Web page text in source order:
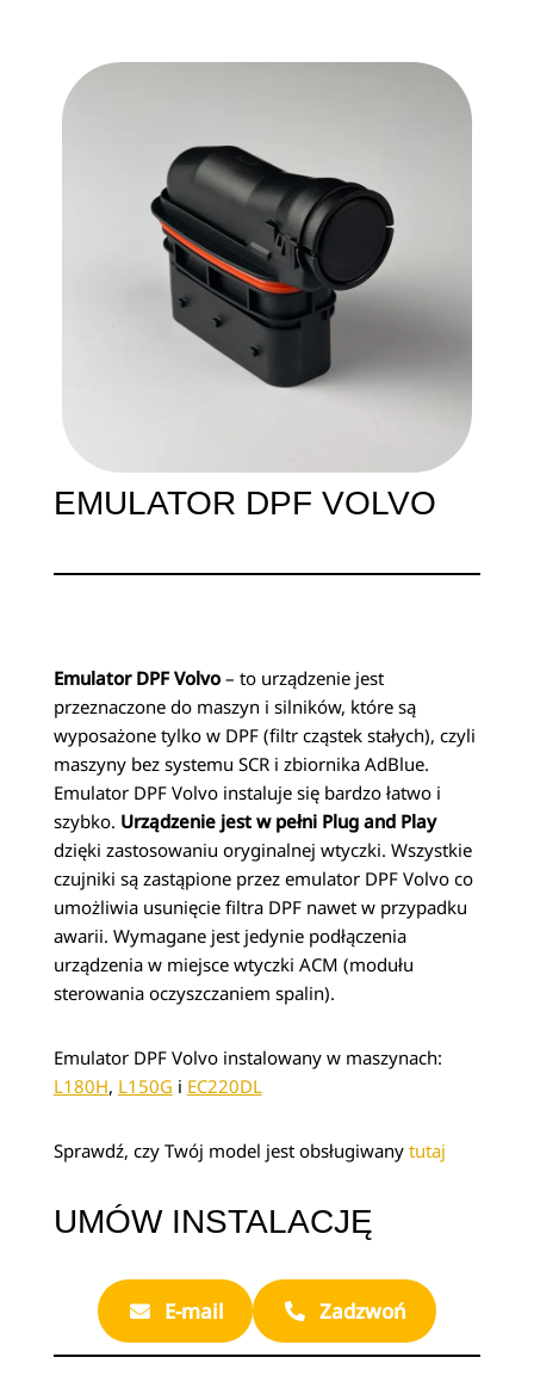
EMULATOR DPF VOLVO
Emulator DPF Volvo – to urządzenie jest
przeznaczone do maszyn i silników, które są
wyposażone tylko w DPF (filtr cząstek stałych), czyli
maszyny bez systemu SCR i zbiornika AdBlue.
Emulator DPF Volvo instaluje się bardzo łatwo i
szybko. Urządzenie jest w pełni Plug and Play
dzięki zastosowaniu oryginalnej wtyczki. Wszystkie
czujniki są zastąpione przez emulator DPF Volvo co
umożliwia usunięcie filtra DPF nawet w przypadku
awarii. Wymagane jest jedynie podłączenia
urządzenia w miejsce wtyczki ACM (modułu
sterowania oczyszczaniem spalin).
Emulator DPF Volvo instalowany w maszynach:
L180H, L150G i EC220DL
Sprawdź, czy Twój model jest obsługiwany tutaj
UMÓW INSTALACJĘ
E-mail Zadzwoń